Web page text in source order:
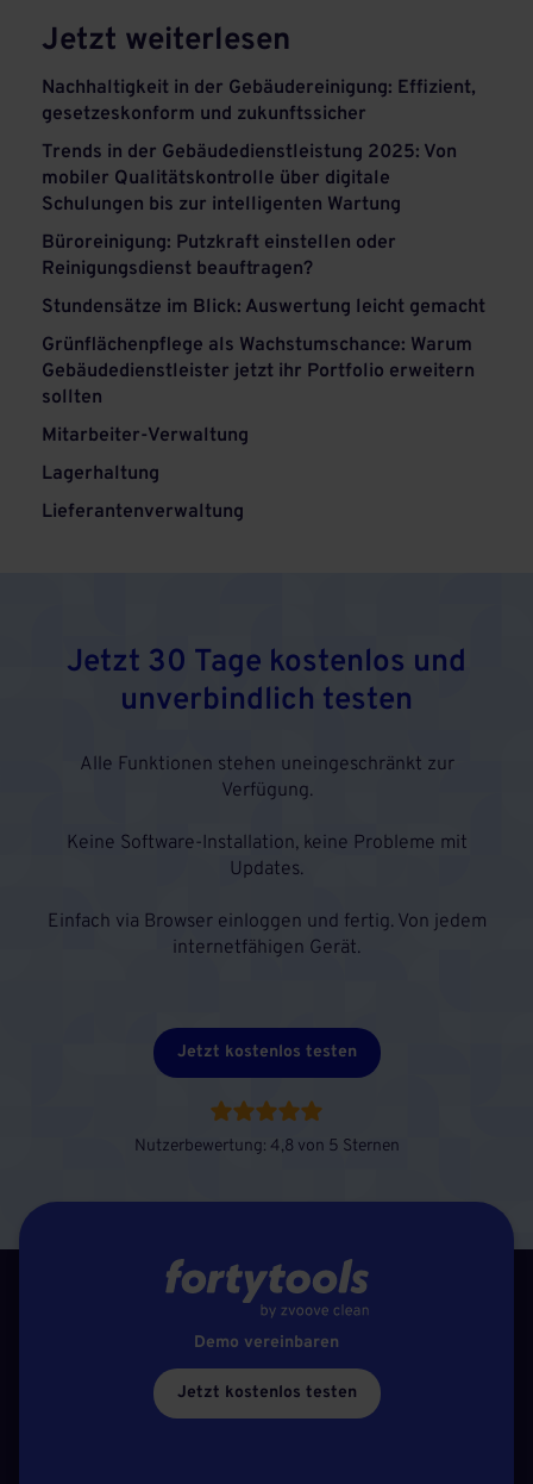
Jetzt weiterlesen
Nachhaltigkeit in der Gebäudereinigung: Effizient,
gesetzeskonform und zukunftssicher
Trends in der Gebäudedienstleistung 2025: Von
mobiler Qualitätskontrolle über digitale
Schulungen bis zur intelligenten Wartung
Büroreinigung: Putzkraft einstellen oder
Reinigungsdienst beauftragen?
Stundensätze im Blick: Auswertung leicht gemacht
Grünflächenpflege als Wachstumschance: Warum
Gebäudedienstleister jetzt ihr Portfolio erweitern
sollten
Mitarbeiter-Verwaltung
Lagerhaltung
Lieferantenverwaltung
Jetzt 30 Tage kostenlos und
unverbindlich testen
Alle Funktionen stehen uneingeschränkt zur
Verfügung.
Keine Software-Installation, keine Probleme mit
Updates.
Einfach via Browser einloggen und fertig. Von jedem
internetfähigen Gerät.
Jetzt kostenlos testen
Nutzerbewertung: 4,8 von 5 Sternen
Demo vereinbaren
Jetzt kostenlos testen